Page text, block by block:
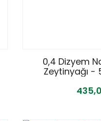
0,4 Dizyem
Zeytinyağı -